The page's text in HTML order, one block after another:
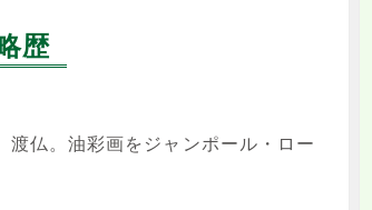
歴
仏。油彩画をジャンポール・ロー